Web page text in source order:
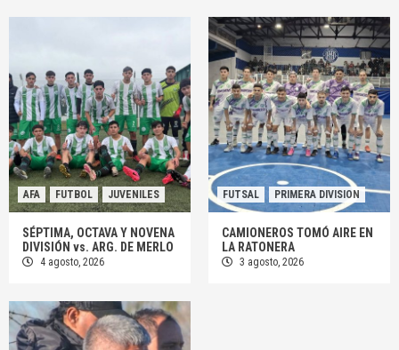
AFA FUTBOL JUVENILES
SÉPTIMA, OCTAVA Y NOVENA
DIVISIÓN vs. ARG. DE MERLO
4 agosto, 2026
FUTSAL PRIMERA DIVISION
CAMIONEROS TOMÓ AIRE EN
LA RATONERA
3 agosto, 2026